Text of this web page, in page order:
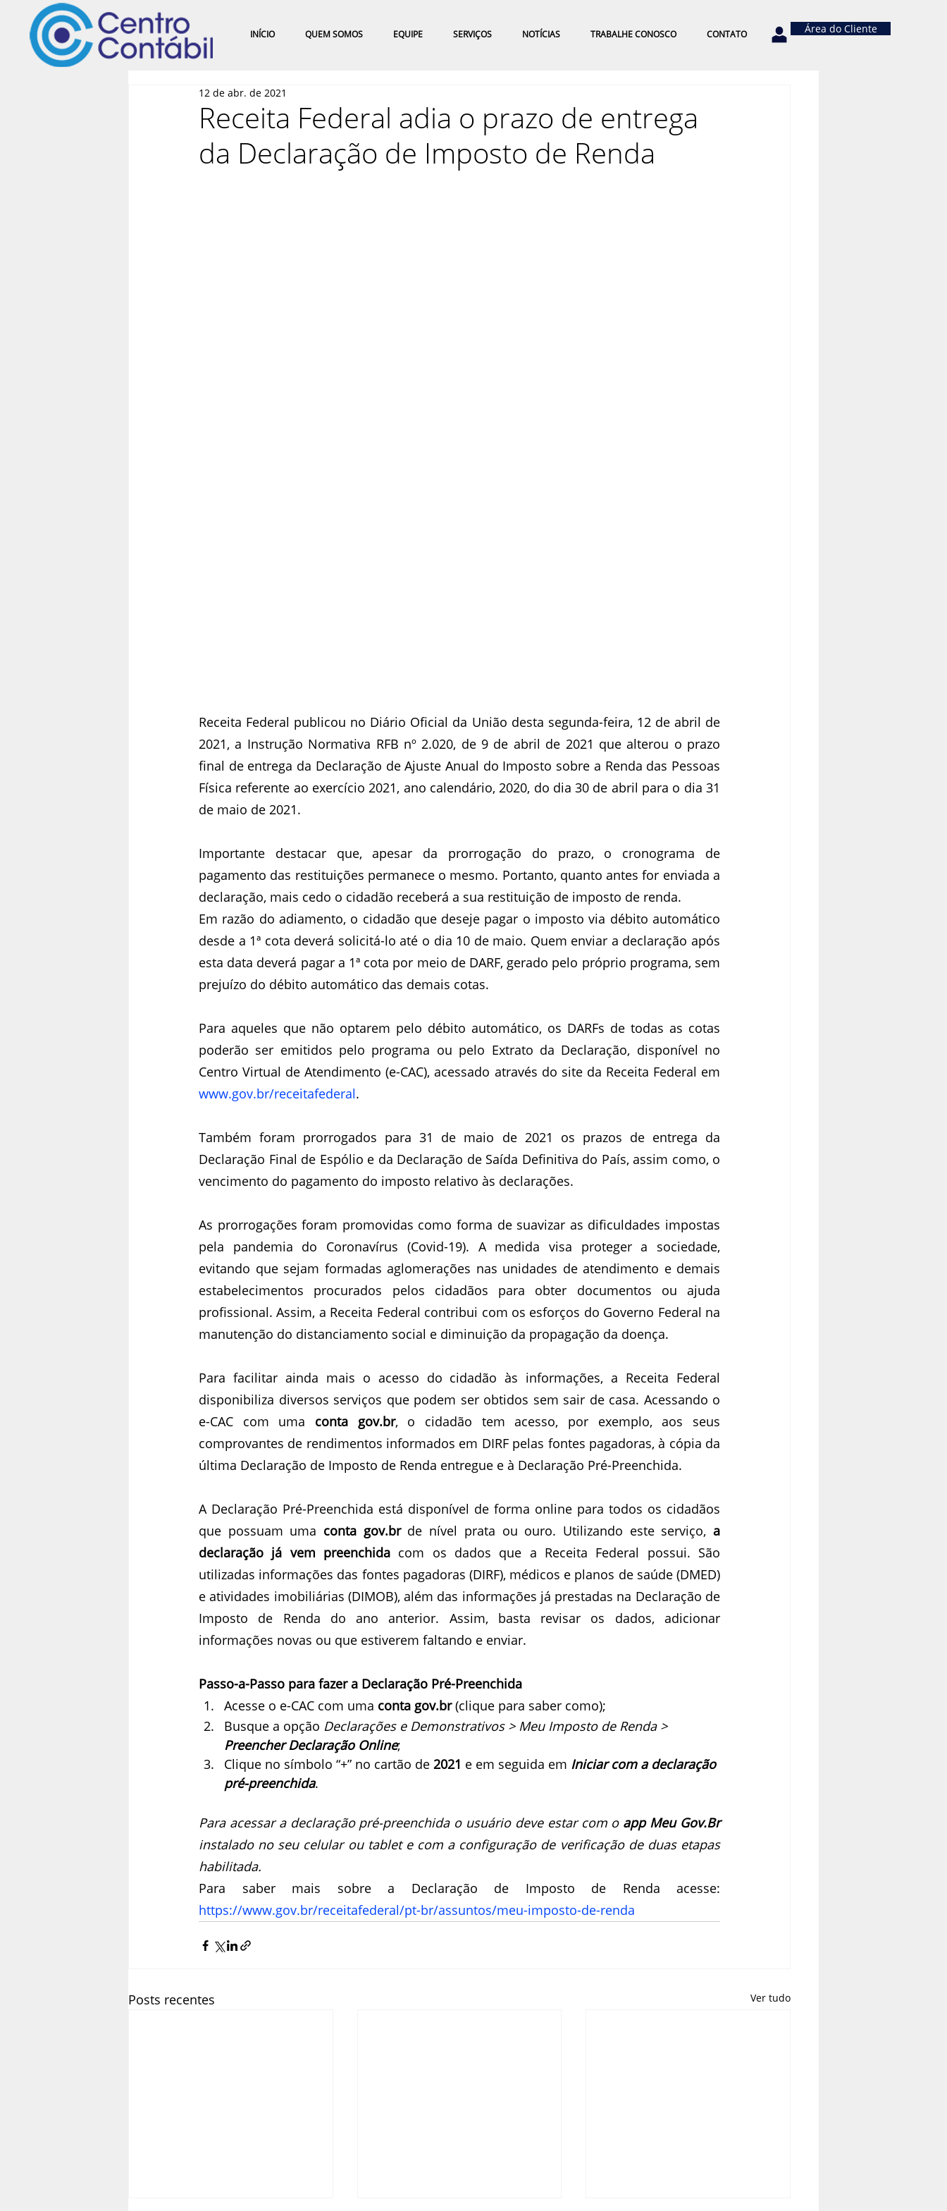
INÍCIO QUEM SOMOS EQUIPE SERVIÇOS NOTÍCIAS TRABALHE CONOSCO CONTATO Área do Cliente
Receita Federal adia o prazo de entrega
da Declaração de Imposto de Renda
12 de abr. de 2021
Receita Federal publicou no Diário Oficial da União desta segunda-feira, 12 de abril de
2021, a Instrução Normativa RFB nº 2.020, de 9 de abril de 2021 que alterou o prazo
final de entrega da Declaração de Ajuste Anual do Imposto sobre a Renda das Pessoas
Física referente ao exercício 2021, ano calendário, 2020, do dia 30 de abril para o dia 31
de maio de 2021.
Importante destacar que, apesar da prorrogação do prazo, o cronograma de
pagamento das restituições permanece o mesmo. Portanto, quanto antes for enviada a
declaração, mais cedo o cidadão receberá a sua restituição de imposto de renda.
Em razão do adiamento, o cidadão que deseje pagar o imposto via débito automático
desde a 1ª cota deverá solicitá-lo até o dia 10 de maio. Quem enviar a declaração após
esta data deverá pagar a 1ª cota por meio de DARF, gerado pelo próprio programa, sem
prejuízo do débito automático das demais cotas.
Para aqueles que não optarem pelo débito automático, os DARFs de todas as cotas
poderão ser emitidos pelo programa ou pelo Extrato da Declaração, disponível no
www.gov.br/receitafederal.
Também foram prorrogados para 31 de maio de 2021 os prazos de entrega da
Declaração Final de Espólio e da Declaração de Saída Definitiva do País, assim como, o
vencimento do pagamento do imposto relativo às declarações.
As prorrogações foram promovidas como forma de suavizar as dificuldades impostas
pela pandemia do Coronavírus (Covid-19). A medida visa proteger a sociedade,
evitando que sejam formadas aglomerações nas unidades de atendimento e demais
estabelecimentos procurados pelos cidadãos para obter documentos ou ajuda
profissional. Assim, a Receita Federal contribui com os esforços do Governo Federal na
manutenção do distanciamento social e diminuição da propagação da doença.
Para facilitar ainda mais o acesso do cidadão às informações, a Receita Federal
disponibiliza diversos serviços que podem ser obtidos sem sair de casa. Acessando o
e-CAC com uma conta gov.br, o cidadão tem acesso, por exemplo, aos seus
comprovantes de rendimentos informados em DIRF pelas fontes pagadoras, à cópia da
última Declaração de Imposto de Renda entregue e à Declaração Pré-Preenchida.
A Declaração Pré-Preenchida está disponível de forma online para todos os cidadãos
que possuam uma conta gov.br de nível prata ou ouro. Utilizando este serviço, a
declaração já vem preenchida com os dados que a Receita Federal possui. São
utilizadas informações das fontes pagadoras (DIRF), médicos e planos de saúde (DMED)
e atividades imobiliárias (DIMOB), além das informações já prestadas na Declaração de
Imposto de Renda do ano anterior. Assim, basta revisar os dados, adicionar
informações novas ou que estiverem faltando e enviar.
Passo-a-Passo para fazer a Declaração Pré-Preenchida
Acesse o e-CAC com uma conta gov.br (clique para saber como);
Busque a opção Declarações e Demonstrativos > Meu Imposto de Renda >
Preencher Declaração Online;
Clique no símbolo “+” no cartão de 2021 e em seguida em Iniciar com a declaração
pré-preenchida.
Para acessar a declaração pré-preenchida o usuário deve estar com o app Meu Gov.Br
instalado no seu celular ou tablet e com a configuração de verificação de duas etapas
habilitada.
https://www.gov.br/receitafederal/pt-br/assuntos/meu-imposto-de-renda
Posts recentes Ver tudo